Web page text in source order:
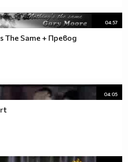
04:57
The Same + Превод
04:05